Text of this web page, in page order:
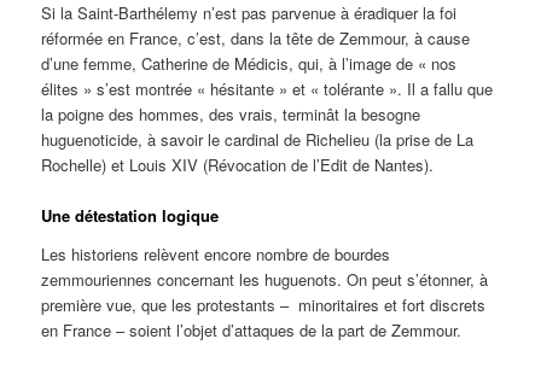
Si la Saint-Barthélemy n’est pas parvenue à éradiquer la foi
réformée en France, c’est, dans la tête de Zemmour, à cause
d’une femme, Catherine de Médicis, qui, à l’image de « nos
élites » s’est montrée « hésitante » et « tolérante ». Il a fallu que
la poigne des hommes, des vrais, terminât la besogne
huguenoticide, à savoir le cardinal de Richelieu (la prise de La
Rochelle) et Louis XIV (Révocation de l’Edit de Nantes).
Une détestation logique
Les historiens relèvent encore nombre de bourdes
zemmouriennes concernant les huguenots. On peut s’étonner, à
première vue, que les protestants ­– minoritaires et fort discrets
en France – soient l’objet d’attaques de la part de Zemmour.